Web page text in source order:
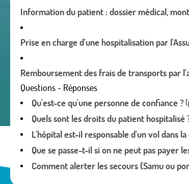
Information du patient : dossier médical,
Prise en charge d'une hospitalisation par
Remboursement des frais de transports par
Questions - Réponses
Qu'est-ce qu'une personne de confiance ?
Quels sont les droits du patient hospitalisé
L'hôpital est-il responsable d'un vol dans
Que se passe-t-il si on ne peut pas payer
Comment alerter les secours (Samu ou